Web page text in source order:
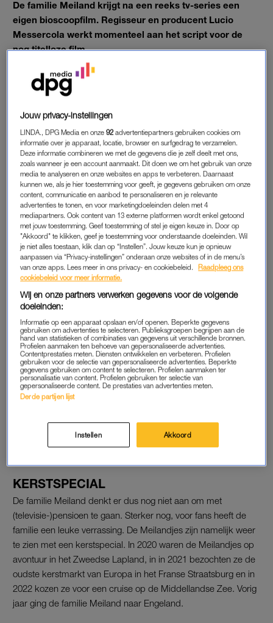
De familie Meiland krijgt na een reeks tv-series een
eigen bioscoopfilm. Regisseur en producent Lucio
Messercola werkt momenteel aan het script voor de
nog titelloze film.
“Ik heb gisteren pas de eerste versie van het script gelezen en
dat is om te gieren”, zegt Martien Meiland zaterdag in
FAMILIE MEILAND
“In de meest spannende scène komt er, letterlijk en figuurlijk,
een lijk uit de kast vallen. Dat is nog eens wat anders dan een
bouwval of achterstallig onderhoud. Ik hou me wel netjes aan
het verhaal en improviseer niks, tenzij mij daar door de
regisseur specifiek naar wordt gevraagd.”
Meiland noemt een eigen bioscoopfilm “een beetje de kroon
op ons werk”. “Zo zien we dat echt. Bovendien geeft het ook
weer een nieuwe impuls aan de
, want we willen
toch steeds weer iets nieuws omhanden hebben”, zegt hij.
De release is naar verwachting in het najaar van 2025 of
voorjaar 2026.
Makelaar verbaast zich over
KERSTSPECIAL
De familie Meiland denkt er dus nog niet aan om met
(televisie-)pensioen te gaan. Sterker nog, voor fans heeft de
familie een leuke verrassing. De Meilandjes zijn namelijk weer
te zien met een kerstspecial. In 2020 waren de Meilandjes op
avontuur in het Zweedse Lapland, in in 2021 bezochten ze de
oudste kerstmarkt van Europa in het Franse Straatsburg en in
2022 kozen ze voor een cruise op de Middellandse Zee. Vorig
jaar ging de familie Meiland naar Engeland.
Jouw privacy-instellingen
LINDA., DPG Media en onze92 advertentiepartners gebruiken cookies om
informatie over je apparaat, locatie, browser en surfgedrag te verzamelen.
Deze informatie combineren we met de gegevens die je zelf deelt met ons,
zoals wanneer je een account aanmaakt. Dit doen we om het gebruik van onze
media te analyseren en onze websites en apps te verbeteren. Daarnaast
kunnen we, als je hier toestemming voor geeft, je gegevens gebruiken om onze
content, communicatie en aanbod te personaliseren en je relevante
advertenties te tonen, en voor marketingdoeleinden delen met 4
mediapartners. Ook content van 13 externe platformen wordt enkel getoond
met jouw toestemming. Geef toestemming of stel je eigen keuze in. Door op
"Akkoord" te klikken, geef je toestemming voor onderstaande doeleinden. Wil
je niet alles toestaan, klik dan op “Instellen”. Jouw keuze kun je opnieuw
aanpassen via “Privacy-instellingen” onderaan onze websites of in de menu’s
van onze apps. Lees meer in ons privacy- en cookiebeleid.
Raadpleeg ons
cookiebeleid voor meer informatie.
Wij en onze partners verwerken gegevens voor de volgende
doeleinden:
Informatie op een apparaat opslaan en/of openen. Beperkte gegevens
gebruiken om advertenties te selecteren. Publieksgroepen begrijpen aan de
hand van statistieken of combinaties van gegevens uit verschillende bronnen.
Profielen aanmaken ten behoeve van gepersonaliseerde advertenties.
Contentprestaties meten. Diensten ontwikkelen en verbeteren. Profielen
gebruiken voor de selectie van gepersonaliseerde advertenties. Beperkte
gegevens gebruiken om content te selecteren. Profielen aanmaken ter
personalisatie van content. Profielen gebruiken ter selectie van
gepersonaliseerde content. De prestaties van advertenties meten.
Derde partijen lijst
Instellen Akkoord